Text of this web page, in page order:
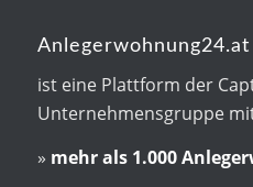
Anlegerwohnung24.at
ist eine Plattform der
Unternehmensgruppe
» mehr als 1.000